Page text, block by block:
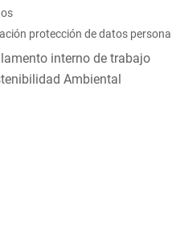
protección de datos
interno de trabajo
Ambiental